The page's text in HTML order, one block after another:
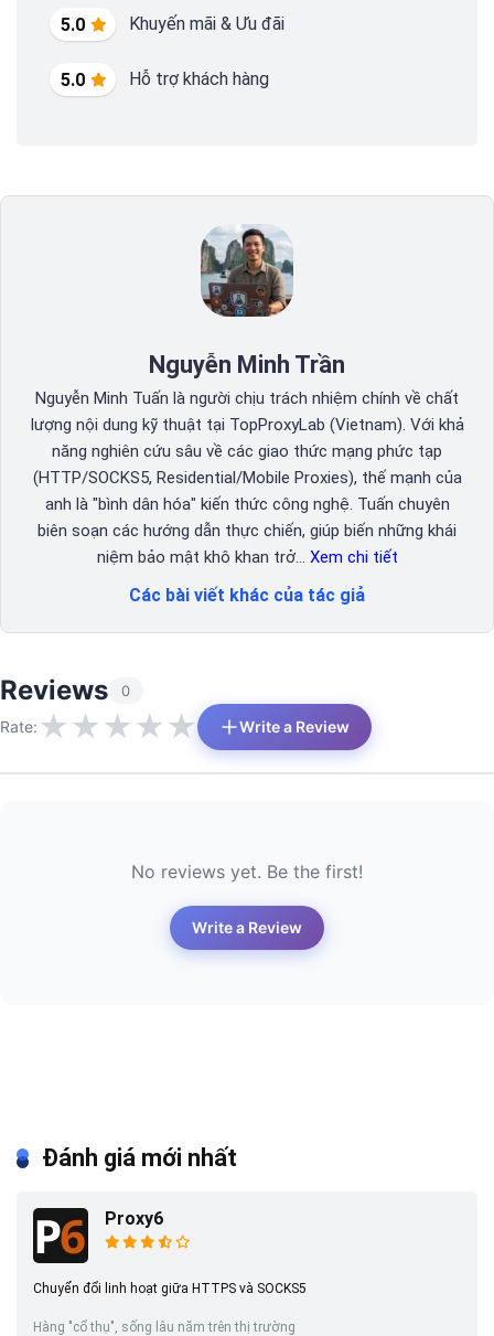
5.0 Khuyến mãi & Ưu đãi
5.0 Hỗ trợ khách hàng
Nguyễn Minh Trần
Nguyễn Minh Tuấn là người chịu trách nhiệm chính về chất
lượng nội dung kỹ thuật tại TopProxyLab (Vietnam). Với khả
năng nghiên cứu sâu về các giao thức mạng phức tạp
(HTTP/SOCKS5, Residential/Mobile Proxies), thế mạnh của
anh là "bình dân hóa" kiến thức công nghệ. Tuấn chuyên
biên soạn các hướng dẫn thực chiến, giúp biến những khái
niệm bảo mật khô khan trở… Xem chi tiết
Các bài viết khác của tác giả
Reviews 0
Rate: ★★★★★ Write a Review
No reviews yet. Be the first!
Write a Review
Đánh giá mới nhất
Proxy6
Chuyển đổi linh hoạt giữa HTTPS và SOCKS5
Hàng "cổ thụ", sống lâu năm trên thị trường